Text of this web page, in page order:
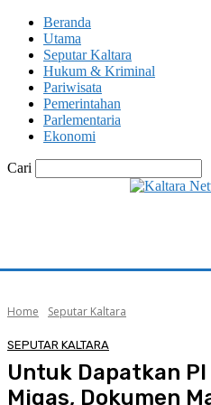
Beranda
Utama
Seputar Kaltara
Hukum & Kriminal
Pariwisata
Pemerintahan
Parlementaria
Ekonomi
Cari
Home Seputar Kaltara
SEPUTAR KALTARA
Untuk Dapatkan
Migas, Dokumen